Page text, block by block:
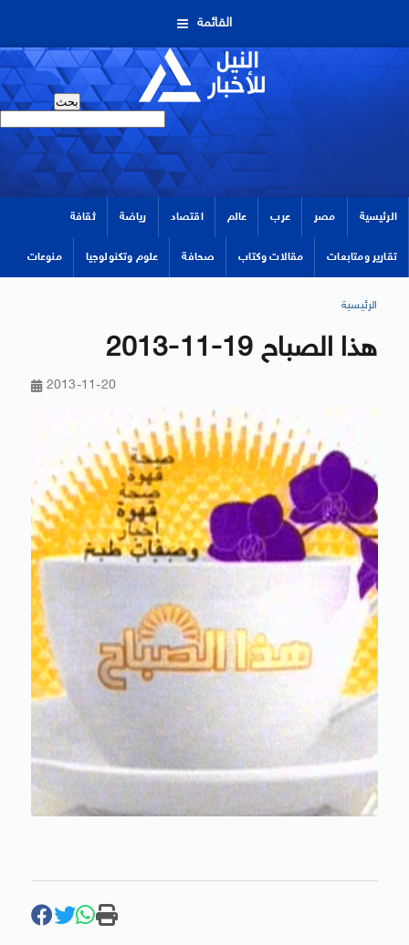
القائمة
الرئيسية مصر عرب عالم اقتصاد رياضة ثقافة
تقارير ومتابعات مقالات وكتاب صحافة علوم وتكنولوجيا منوعات
الرئيسية
هذا الصباح 19-11-2013
2013-11-20